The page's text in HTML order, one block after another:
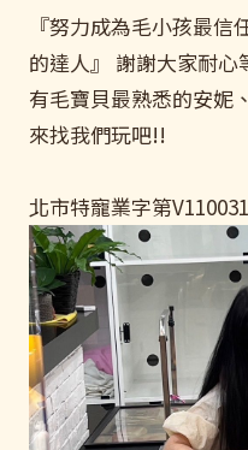
『努力成為毛小孩最
的達人』 謝謝大家耐
有毛寶貝最熟悉的安妮
來找我們玩吧!!
北市特寵業字第